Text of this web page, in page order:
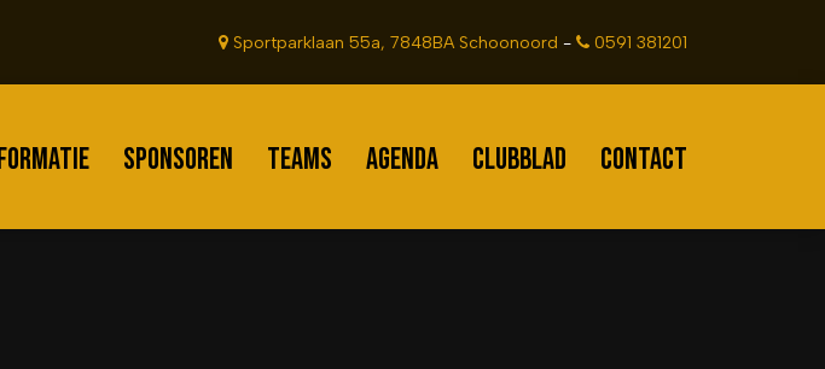
Sportparklaan 55a, 7848BA Schoonoord - 0591 381201
SPONSOREN TEAMS AGENDA CLUBBLAD CONTACT